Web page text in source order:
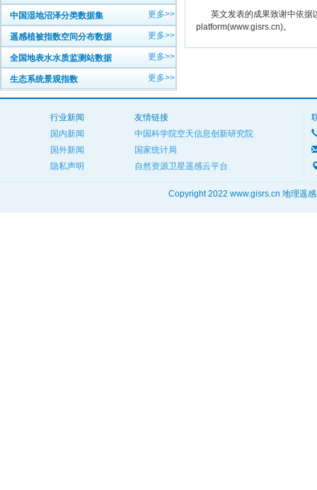
中国湿地沼泽分类数据集 更多>>
遥感植被指数空间分布数据 更多>>
全国地表水水质监测站数据 更多>>
生态系统景观指数 更多>>
英文发表的成果致谢中依据
platform(www.gisrs.cn)。
行业新闻
国内新闻
国外新闻
隐私声明
友情链接
中国科学院空天信息创新研究院
国家统计局
自然资源卫星遥感云平台
Copyright 2022 www.gisrs.cn 地理遥